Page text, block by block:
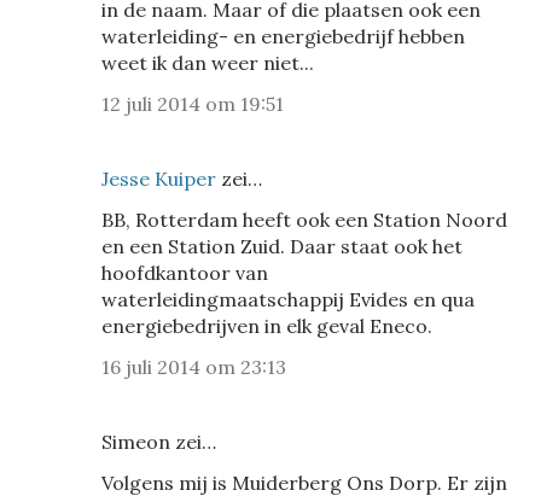
in de naam. Maar of die plaatsen ook een
waterleiding- en energiebedrijf hebben
weet ik dan weer niet...
12 juli 2014 om 19:51
Jesse Kuiper zei…
BB, Rotterdam heeft ook een Station Noord
en een Station Zuid. Daar staat ook het
hoofdkantoor van
waterleidingmaatschappij Evides en qua
energiebedrijven in elk geval Eneco.
16 juli 2014 om 23:13
Simeon zei…
Volgens mij is Muiderberg Ons Dorp. Er zijn